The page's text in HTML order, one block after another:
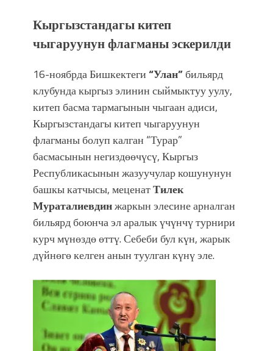
Кыргызстандагы китеп
чыгаруунун флагманы эскерилди
16-ноябрда Бишкектеги“Улан”бильярд
клубунда кыргыз элинин сыймыктуу уулу,
китеп басма тармагынын чыгаан адиси,
Кыргызстандагы китеп чыгаруунун
флагманы болуп калган “Турар”
басмасынын негиздөөчүсү, Кыргыз
Республикасынын жазуучулар кошунунун
башкы катчысы, меценатТилек
Мураталиевдинжаркын элесине арналган
бильярд боюнча эл аралык үчүнчү турнири
курч мүнөздө өттү. Себеби бул күн, жарык
дүйнөгө келген анын туулган күнү эле.